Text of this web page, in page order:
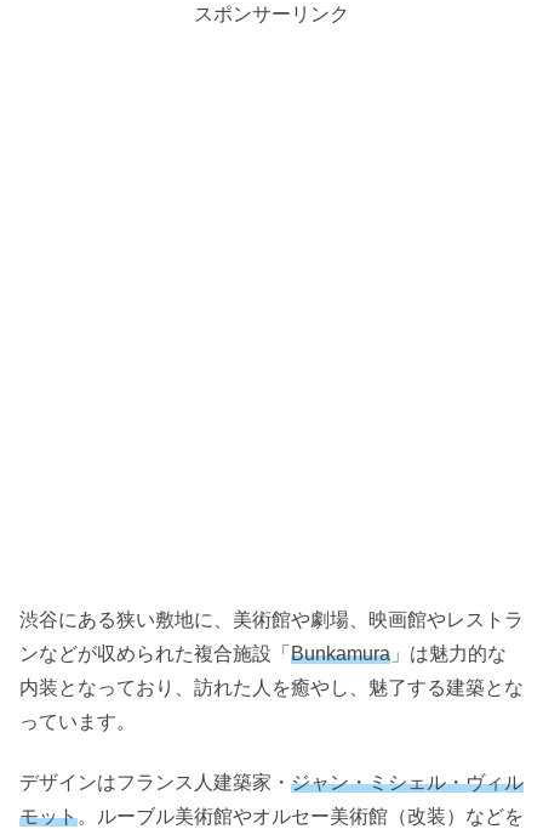
スポンサーリンク
渋谷にある狭い敷地に、美術館や劇場、映画館やレストラ
ンなどが収められた複合施設「 Bunkamura 」は魅力的な
内装となっており、訪れた人を癒やし、魅了する建築とな
っています。
デザインはフランス人建築家・ ジャン・ミシェル・ヴィル
モット。ルーブル美術館やオルセー美術館（改装）などを